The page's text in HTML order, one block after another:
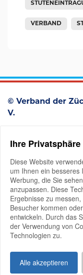
VERBAND
© Verband der
V.
D-25336 Elmshorn
+49 4121 4979-0
Impressum
Ihre
Diese Website
um Ihnen ein besseres
Werbung, die Sie
anzupassen. Diese
Ergebnisse zu
Besucher kommen
entwickeln. Durch das
der Verwendung von
Technologien zu.
Alle akzeptieren